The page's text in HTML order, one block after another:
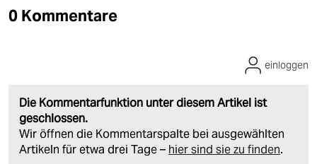
0 Kommentare
Die Kommentarfunktion unter diesem Artikel ist
geschlossen.
Wir öffnen die Kommentarspalte bei ausgewählten
Artikeln für etwa drei Tage – hier sind sie zu finden.
einloggen